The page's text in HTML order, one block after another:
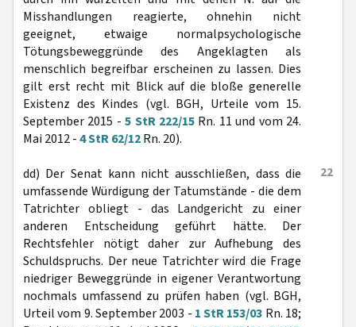
Misshandlungen reagierte, ohnehin nicht
geeignet, etwaige normalpsychologische
Tötungsbeweggründe des Angeklagten als
menschlich begreifbar erscheinen zu lassen. Dies
gilt erst recht mit Blick auf die bloße generelle
Existenz des Kindes (vgl. BGH, Urteile vom 15.
September 2015 -5 StR 222/15 Rn. 11 und vom 24.
Mai 2012 -4 StR 62/12Rn. 20).
22
dd) Der Senat kann nicht ausschließen, dass die
umfassende Würdigung der Tatumstände - die dem
Tatrichter obliegt - das Landgericht zu einer
anderen Entscheidung geführt hätte. Der
Rechtsfehler nötigt daher zur Aufhebung des
Schuldspruchs. Der neue Tatrichter wird die Frage
niedriger Beweggründe in eigener Verantwortung
nochmals umfassend zu prüfen haben (vgl. BGH,
Urteil vom 9. September 2003 - 1 StR 153/03 Rn. 18;